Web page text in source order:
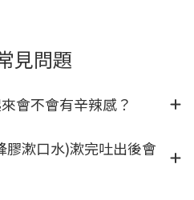
見問題
會不會有辛辣感？
膠漱口水)漱完吐出後會